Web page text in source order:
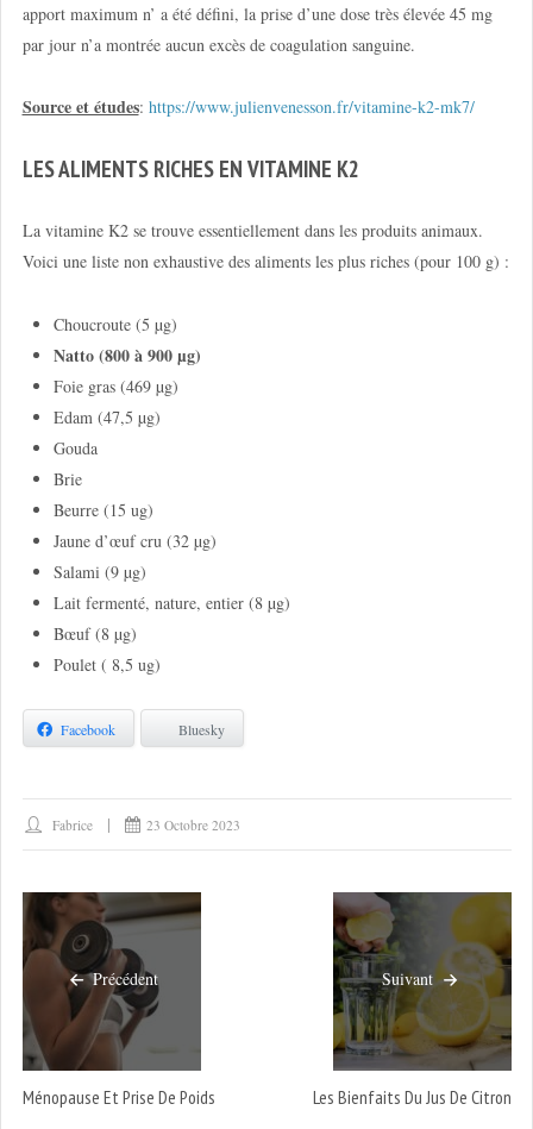
apport maximum n’ a été défini, la prise d’une dose très élevée 45 mg
par jour n’a montrée aucun excès de coagulation sanguine.
Source et études: https://www.julienvenesson.fr/vitamine-k2-mk7/
LES ALIMENTS RICHES EN VITAMINE K2
La vitamine K2 se trouve essentiellement dans les produits animaux.
Voici une liste non exhaustive des aliments les plus riches (pour 100 g) :
Choucroute (5 µg)
Natto (800 à 900 µg)
Foie gras (469 µg)
Edam (47,5 µg)
Gouda
Brie
Beurre (15 ug)
Jaune d’œuf cru (32 µg)
Salami (9 µg)
Lait fermenté, nature, entier (8 µg)
Bœuf (8 µg)
Poulet ( 8,5 ug)
Facebook Bluesky
Fabrice 23 Octobre 2023
Précédent
Ménopause Et Prise De Poids
Suivant
Les Bienfaits Du Jus De Citron